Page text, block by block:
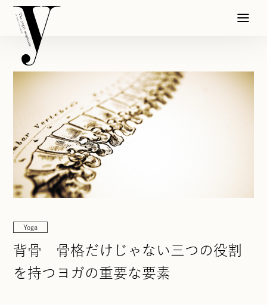
Yoga
背骨 骨格だけじゃない三つの役割
を持つヨガの重要な要素